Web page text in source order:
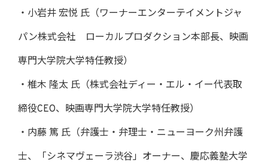
・小岩井 宏悦 氏（ワーナーエンターテイメントジャ
パン株式会社 ローカルプロダクション本部長、映画
専門大学院大学特任教授）
・椎木 隆太 氏（株式会社ディー・エル・イー代表取
締役CEO、映画専門大学院大学特任教授）
・内藤 篤 氏（弁護士・弁理士・ニューヨーク州弁護
士、「シネマヴェーラ渋谷」オーナー、慶応義塾大学